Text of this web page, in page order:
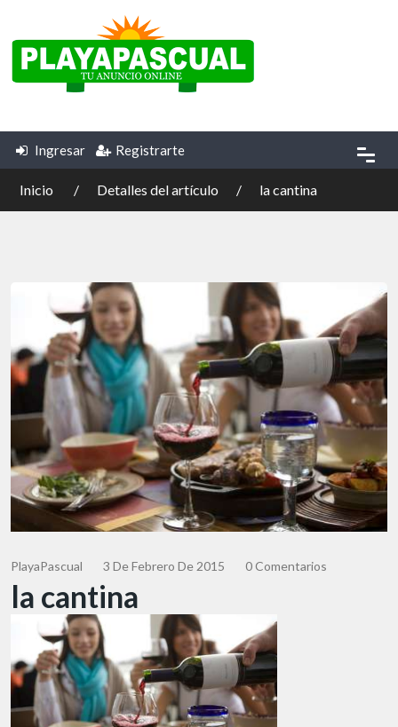
Ingresar Registrarte
Inicio Detalles del artículo la cantina
PlayaPascual 3 De Febrero De 2015 0 Comentarios
la cantina